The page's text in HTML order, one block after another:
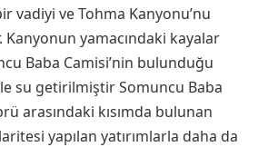
vadiyi ve Tohma Kanyonu’nu
Kanyonun yamacındaki kayalar
Baba Camisi’nin bulunduğu
su getirilmiştir Somuncu Baba
arasındaki kısımda bulunan
yapılan yatırımlarla daha da